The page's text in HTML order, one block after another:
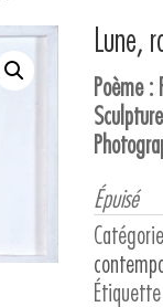
Lune,
Poème :
Épuisé